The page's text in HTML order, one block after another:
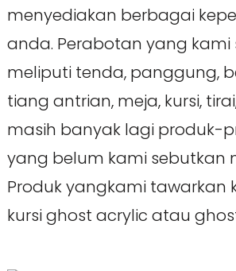
menyediakan berbagai
anda. Perabotan yang kami
meliputi tenda, panggung,
tiang antrian, meja, kursi,
masih banyak lagi produk-
yang belum kami sebutkan
Produk yangkami tawarkan
kursi ghost acrylic atau